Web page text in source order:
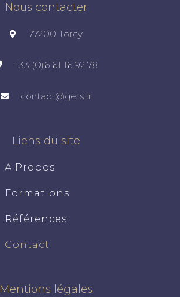
Nous contacter
77200 Torcy
+33 (0)6 61 16 92 78
contact@gets.fr
Liens du site
A Propos
Formations
Références
Contact
Mentions légales